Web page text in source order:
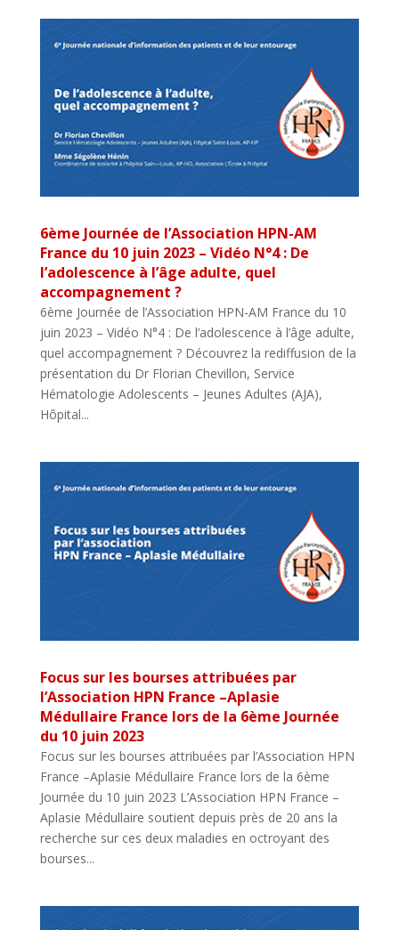
6ème Journée de l’Association HPN-AM
France du 10 juin 2023 – Vidéo N°4 : De
l’adolescence à l’âge adulte, quel
accompagnement ?
6ème Journée de l’Association HPN-AM France du 10
juin 2023 – Vidéo N°4 : De l’adolescence à l’âge adulte,
quel accompagnement ? Découvrez la rediffusion de la
présentation du Dr Florian Chevillon, Service
Hématologie Adolescents – Jeunes Adultes (AJA),
Hôpital...
Focus sur les bourses attribuées par
l’Association HPN France –Aplasie
Médullaire France lors de la 6ème Journée
du 10 juin 2023
Focus sur les bourses attribuées par l’Association HPN
France –Aplasie Médullaire France lors de la 6ème
Journée du 10 juin 2023 L’Association HPN France –
Aplasie Médullaire soutient depuis près de 20 ans la
recherche sur ces deux maladies en octroyant des
bourses...